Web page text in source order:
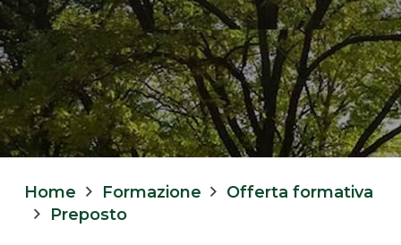
Home Formazione
Offerta formativa
Preposto